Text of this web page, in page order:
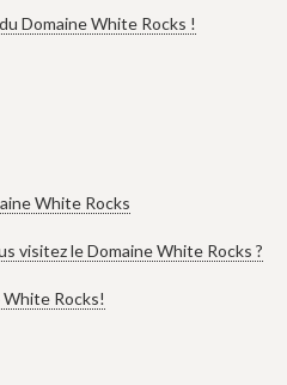
Domaine White Rocks !
White Rocks
visitez le Domaine White Rocks ?
White Rocks!